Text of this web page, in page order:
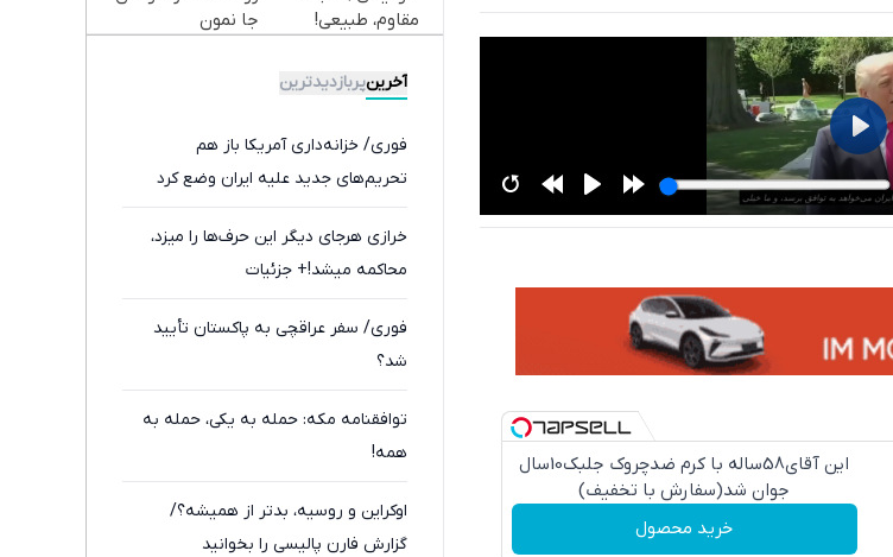
این آقای58ساله با کرم ضدچروک جلبک10سال
جوان شد(سفارش با تخفیف)
خرید محصول
مقاوم، طبیعی!
رایگان+پرداخت
اقساطی😍
جا نمون
آخرینپربازدیدترین
فوری/ خزانه‌داری آمریکا باز هم
تحریم‌های جدید علیه ایران وضع کرد
خرازی هرجای دیگر این حرف‌ها را میزد،
محاکمه میشد!+ جزئیات
فوری/ سفر عراقچی به پاکستان تأیید
شد؟
توافقنامه مکه: حمله به یکی، حمله به
همه!
اوکراین و روسیه، بدتر از همیشه؟/
گزارش فارن پالیسی را بخوانید